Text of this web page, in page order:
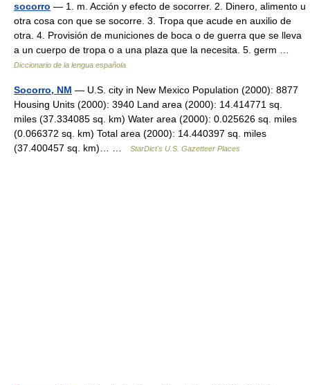
socorro — 1. m. Acción y efecto de socorrer. 2. Dinero, alimento u
otra cosa con que se socorre. 3. Tropa que acude en auxilio de
otra. 4. Provisión de municiones de boca o de guerra que se lleva
a un cuerpo de tropa o a una plaza que la necesita. 5. germ …
Diccionario de la lengua española
Socorro, NM — U.S. city in New Mexico Population (2000): 8877
Housing Units (2000): 3940 Land area (2000): 14.414771 sq.
miles (37.334085 sq. km) Water area (2000): 0.025626 sq. miles
(0.066372 sq. km) Total area (2000): 14.440397 sq. miles
(37.400457 sq. km)… …
StarDict's U.S. Gazetteer Places